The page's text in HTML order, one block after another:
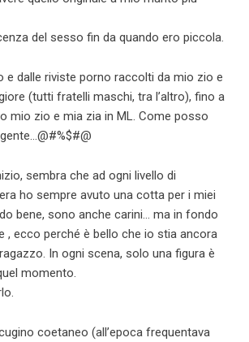
del sesso fin da quando ero piccola.
e dalle riviste porno raccolti da mio zio e
(tutti fratelli maschi, tra l’altro), fino a
mio zio e mia zia in ML. Come posso
sembra che ad ogni livello di
ho sempre avuto una cotta per i miei
bene, sono anche carini… ma in fondo
, ecco perché è bello che io stia ancora
In ogni scena, solo una figura è
momento.
coetaneo (all’epoca frequentava